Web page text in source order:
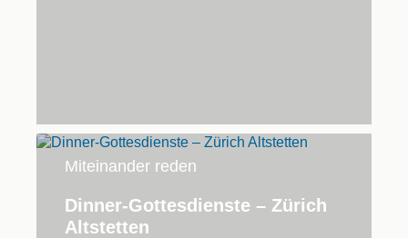
Miteinander reden
Dinner-Gottesdienste – Zürich
Altstetten